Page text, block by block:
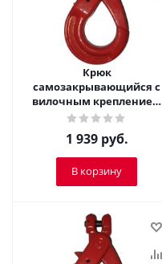
Крюк
самозакрывающийся с
вилочным креплением
TOR 5,3 т
1 939руб.
В корзину